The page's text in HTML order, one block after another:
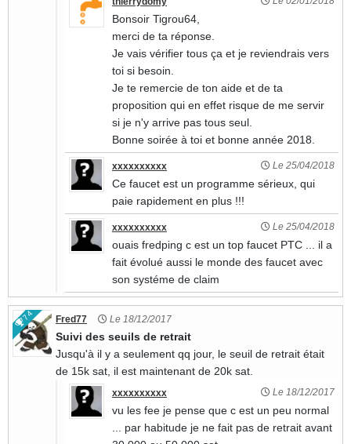
Bonsoir Tigrou64,
merci de ta réponse.
Je vais vérifier tous ça et je reviendrais vers
toi si besoin.
Je te remercie de ton aide et de ta
proposition qui en effet risque de me servir
si je n'y arrive pas tous seul.
Bonne soirée à toi et bonne année 2018.
xxxxxxxxxx Le 25/04/2018
Ce faucet est un programme sérieux, qui
paie rapidement en plus !!!
xxxxxxxxxx Le 25/04/2018
ouais fredping c est un top faucet PTC ... il a
fait évolué aussi le monde des faucet avec
son systéme de claim
74 Fred77 Le 18/12/2017
Suivi des seuils de retrait
Jusqu'à il y a seulement qq jour, le seuil de retrait était
de 15k sat, il est maintenant de 20k sat.
xxxxxxxxxx Le 18/12/2017
vu les fee je pense que c est un peu normal
... par habitude je ne fait pas de retrait avant